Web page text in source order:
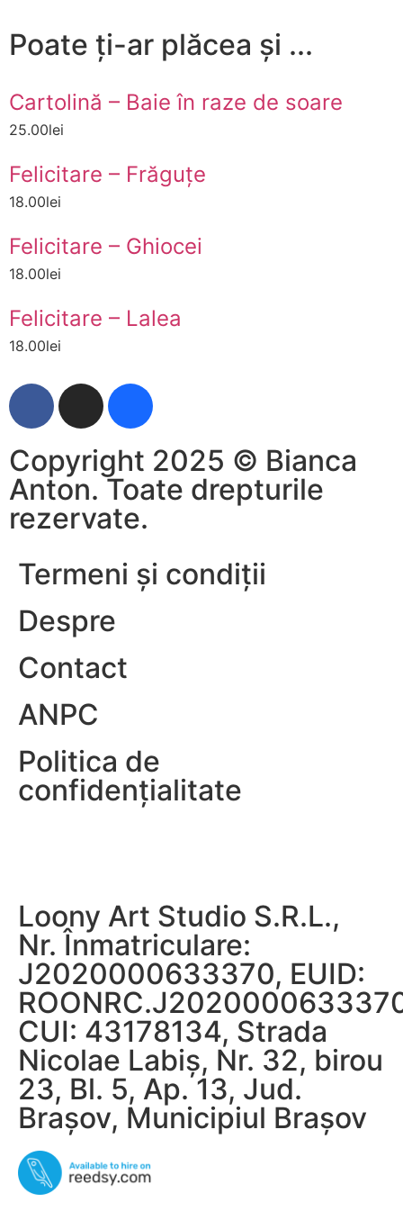
Poate ți-ar plăcea și ...
Adaugă în coș
Cartolină – Baie în raze de soare
25.00lei
Felicitare – Frăguțe
18.00lei
Felicitare – Ghiocei
18.00lei
Felicitare – Lalea
18.00lei
Copyright 2025 © Bianca
Anton. Toate drepturile
rezervate.
Termeni și condiții
Despre
Contact
ANPC
Politica de
confidențialitate
Loony Art Studio S.R.L.,
Nr. Înmatriculare:
J2020000633370, EUID:
CUI: 43178134, Strada
Nicolae Labiș, Nr. 32, birou
23, Bl. 5, Ap. 13, Jud.
Braşov, Municipiul Braşov